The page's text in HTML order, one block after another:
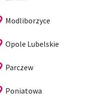
Modliborzyce
Opole Lubelskie
Parczew
Poniatowa